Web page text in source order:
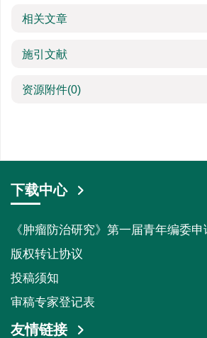
相关文章
施引文献
资源附件(0)
下载中心
《肿瘤防治研究》第一届青年编委申
版权转让协议
投稿须知
审稿专家登记表
友情链接